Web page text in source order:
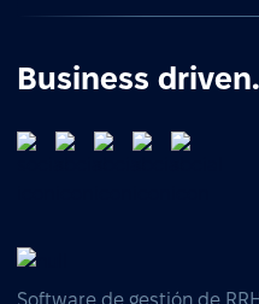
Business
Software de gestión de